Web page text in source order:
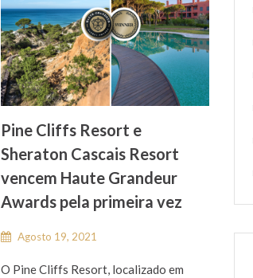
Pine Cliffs Resort e
Sheraton Cascais Resort
vencem Haute Grandeur
Awards pela primeira vez
Agosto 19, 2021
O Pine Cliffs Resort, localizado em